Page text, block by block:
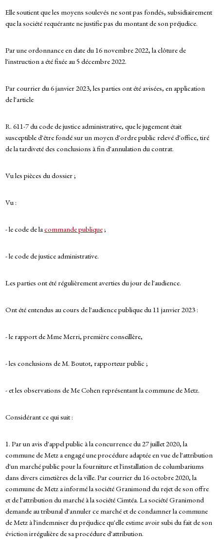
Elle soutient que les moyens soulevés ne sont pas fondés, subsidiairement
que la société requérante ne justifie pas du montant de son préjudice.
Par une ordonnance en date du 16 novembre 2022, la clôture de
l'instruction a été fixée au 5 décembre 2022.
Par courrier du 6 janvier 2023, les parties ont été avisées, en application
de l'article
R. 611-7 du code de justice administrative, que le jugement était
susceptible d'être fondé sur un moyen d'ordre public relevé d'office, tiré
de la tardiveté des conclusions à fin d'annulation du contrat.
Vu les pièces du dossier ;
Vu :
- le code de lacommande publique;
- le code de justice administrative.
Les parties ont été régulièrement averties du jour de l'audience.
Ont été entendus au cours de l'audience publique du 11 janvier 2023 :
- le rapport de Mme Merri, première conseillère,
- les conclusions de M. Boutot, rapporteur public ;
- et les observations de Me Cohen représentant la commune de Metz.
Considérant ce qui suit :
1. Par un avis d'appel public à la concurrence du 27 juillet 2020, la
commune de Metz a engagé une procédure adaptée en vue de l'attribution
d'un marché public pour la fourniture et l'installation de columbariums
dans divers cimetières de la ville. Par courrier du 16 octobre 2020, la
commune de Metz a informé la société Granimond du rejet de son offre
et de l'attribution du marché à la société Cimtéa. La société Granimond
demande au tribunal d'annuler ce marché et de condamner la commune
de Metz à l'indemniser du préjudice qu'elle estime avoir subi du fait de son
éviction irrégulière de sa procédure d'attribution.